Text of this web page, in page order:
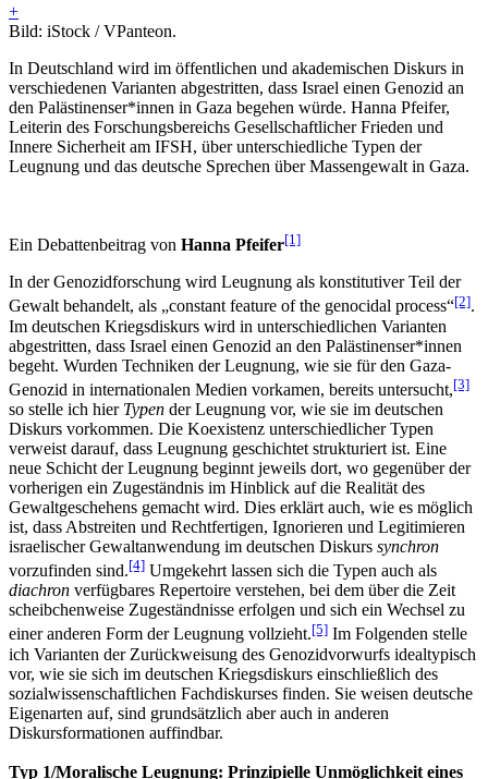
+
Bild: iStock / VPanteon.
In Deutschland wird im öffentlichen und akademischen Diskurs in
verschiedenen Varianten abgestritten, dass Israel einen Genozid an
den Palästinenser*innen in Gaza begehen würde. Hanna Pfeifer,
Leiterin des Forschungsbereichs Gesellschaftlicher Frieden und
Innere Sicherheit am IFSH, über unterschiedliche Typen der
Leugnung und das deutsche Sprechen über Massengewalt in Gaza.
Ein Debattenbeitrag von Hanna Pfeifer[1]
In der Genozidforschung wird Leugnung als konstitutiver Teil der
Gewalt behandelt, als „constant feature of the genocidal process“[2].
Im deutschen Kriegsdiskurs wird in unterschiedlichen Varianten
abgestritten, dass Israel einen Genozid an den Palästinenser*innen
begeht. Wurden Techniken der Leugnung, wie sie für den Gaza-
Genozid in internationalen Medien vorkamen, bereits untersucht,[3]
so stelle ich hier Typen der Leugnung vor, wie sie im deutschen
Diskurs vorkommen. Die Koexistenz unterschiedlicher Typen
verweist darauf, dass Leugnung geschichtet strukturiert ist. Eine
neue Schicht der Leugnung beginnt jeweils dort, wo gegenüber der
vorherigen ein Zugeständnis im Hinblick auf die Realität des
Gewaltgeschehens gemacht wird. Dies erklärt auch, wie es möglich
ist, dass Abstreiten und Rechtfertigen, Ignorieren und Legitimieren
israelischer Gewaltanwendung im deutschen Diskurs synchron
vorzufinden sind.[4] Umgekehrt lassen sich die Typen auch als
diachron verfügbares Repertoire verstehen, bei dem über die Zeit
scheibchenweise Zugeständnisse erfolgen und sich ein Wechsel zu
einer anderen Form der Leugnung vollzieht.[5] Im Folgenden stelle
ich Varianten der Zurückweisung des Genozidvorwurfs idealtypisch
vor, wie sie sich im deutschen Kriegsdiskurs einschließlich des
sozialwissenschaftlichen Fachdiskurses finden. Sie weisen deutsche
Eigenarten auf, sind grundsätzlich aber auch in anderen
Diskursformationen auffindbar.
Typ 1/Moralische Leugnung: Prinzipielle Unmöglichkeit eines